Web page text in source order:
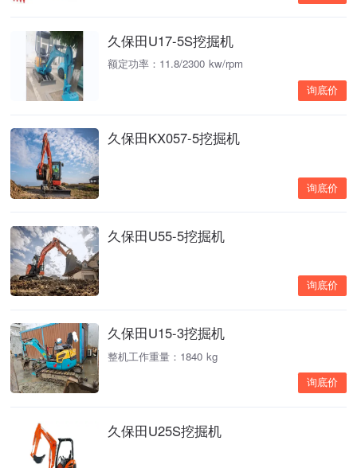
久保田U17-5S挖掘机
额定功率：11.8/2300 kw/rpm
询底价
久保田KX057-5挖掘机
询底价
久保田U55-5挖掘机
询底价
久保田U15-3挖掘机
整机工作重量：1840 kg
询底价
久保田U25S挖掘机